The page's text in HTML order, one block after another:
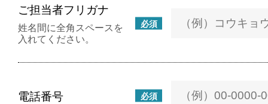
ご担当者フリガナ
必須
姓名間に全角スペースを
入れてください。
電話番号 必須